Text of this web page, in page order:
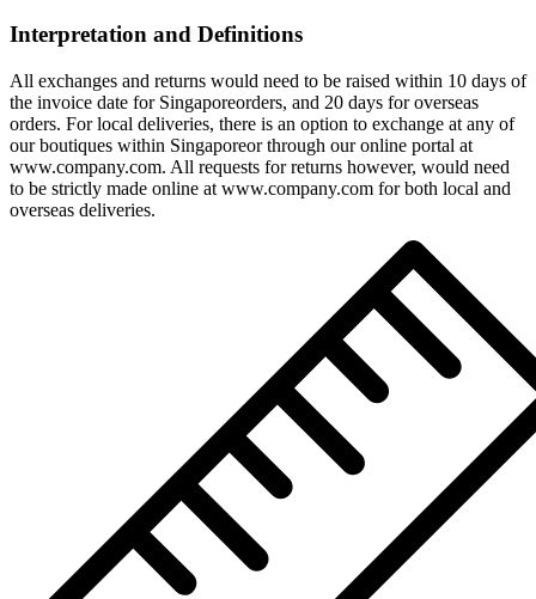
Interpretation and Definitions
All exchanges and returns would need to be raised within 10 days of
the invoice date for Singaporeorders, and 20 days for overseas
orders. For local deliveries, there is an option to exchange at any of
our boutiques within Singaporeor through our online portal at
www.company.com. All requests for returns however, would need
to be strictly made online at www.company.com for both local and
overseas deliveries.